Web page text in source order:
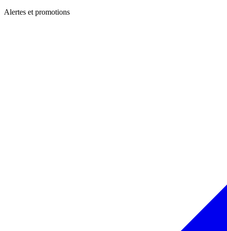
Alertes et promotions